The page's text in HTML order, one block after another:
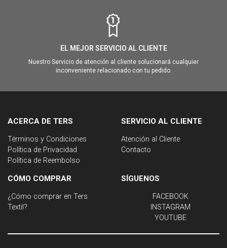
EL MEJOR SERVICIO AL CLIENTE
Nuestro Servicio de atención al cliente solucionará cualquier
inconveniente relacionado con tu pedido.
ACERCA DE TERS
Términos y Condiciones
Política de Privacidad
Política de Reembolso
SERVICIO AL CLIENTE
Atención al Cliente
Contacto
CÓMO COMPRAR
¿Cómo comprar en Ters
Textil?
SÍGUENOS
FACEBOOK
INSTAGRAM
YOUTUBE